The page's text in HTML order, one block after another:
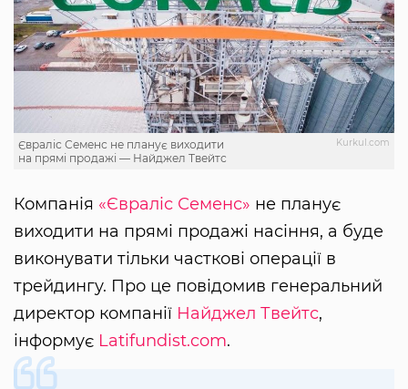
Kurkul.com
Євраліс Семенс не планує виходити
на прямі продажі — Найджел Твейтс
Компанія «Євраліс Семенс» не планує
виходити на прямі продажі насіння, а буде
виконувати тільки часткові операції в
трейдингу. Про це повідомив генеральний
директор компанії Найджел Твейтс,
інформує Latifundist.com.